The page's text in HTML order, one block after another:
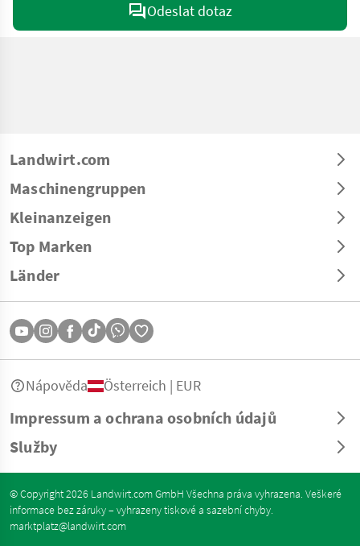
Odeslat dotaz
Landwirt.com
Maschinengruppen
Kleinanzeigen
Top Marken
Länder
Impressum a ochrana osobních údajů
Služby
Nápověda Österreich | EUR
© Copyright 2026 Landwirt.com GmbH Všechna práva vyhrazena. Veškeré
informace bez záruky – vyhrazeny tiskové a sazební chyby.
marktplatz@landwirt.com